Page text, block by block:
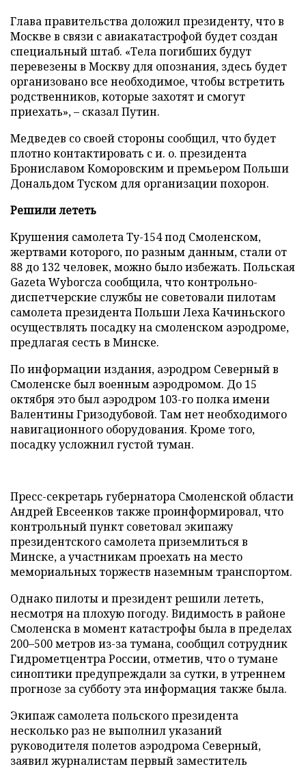
Глава правительства доложил президенту, что в
Москве в связи с авиакатастрофой будет создан
специальный штаб. «Тела погибших будут
перевезены в Москву для опознания, здесь будет
организовано все необходимое, чтобы встретить
родственников, которые захотят и смогут
приехать», – сказал Путин.
Медведев со своей стороны сообщил, что будет
плотно контактировать с и. о. президента
Брониславом Коморовским и премьером Польши
Дональдом Туском для организации похорон.
Решили лететь
Крушения самолета Ту-154 под Смоленском,
жертвами которого, по разным данным, стали от
88 до 132 человек, можно было избежать. Польская
Gazeta Wyborcza сообщила, что контрольно-
диспетчерские службы не советовали пилотам
самолета президента Польши Леха Качиньского
осуществлять посадку на смоленском аэродроме,
предлагая сесть в Минске.
По информации издания, аэродром Северный в
Смоленске был военным аэродромом. До 15
октября это был аэродром 103-го полка имени
Валентины Гризодубовой. Там нет необходимого
навигационного оборудования. Кроме того,
посадку усложнил густой туман.
Пресс-секретарь губернатора Смоленской области
Андрей Евсеенков также проинформировал, что
контрольный пункт советовал экипажу
президентского самолета приземлиться в
Минске, а участникам проехать на место
мемориальных торжеств наземным транспортом.
Однако пилоты и президент решили лететь,
несмотря на плохую погоду. Видимость в районе
Смоленска в момент катастрофы была в пределах
200–500 метров из-за тумана, сообщил сотрудник
Гидрометцентра России, отметив, что о тумане
синоптики предупреждали за сутки, в утреннем
прогнозе за субботу эта информация также была.
Экипаж самолета польского президента
несколько раз не выполнил указаний
руководителя полетов аэродрома Северный,
заявил журналистам первый заместитель